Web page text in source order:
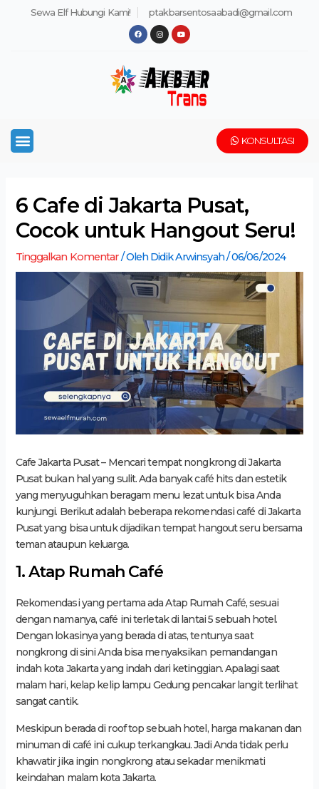
Sewa Elf Hubungi Kami! ptakbarsentosaabadi@gmail.com
F
a
c
k
I
n
s
r
a
m
Y
o
u
e
Menu KONSULTASI
6 Cafe di Jakarta Pusat,
Cocok untuk Hangout Seru!
Tinggalkan Komentar/ OlehDidik Arwinsyah/06/06/2024
Cafe Jakarta Pusat – Mencari tempat nongkrong di Jakarta
Pusat bukan hal yang sulit. Ada banyak café hits dan estetik
yang menyuguhkan beragam menu lezat untuk bisa Anda
kunjungi. Berikut adalah beberapa rekomendasi café di Jakarta
Pusat yang bisa untuk dijadikan tempat hangout seru bersama
teman ataupun keluarga.
1. Atap Rumah Café
Rekomendasi yang pertama ada Atap Rumah Café, sesuai
dengan namanya, café ini terletak di lantai 5 sebuah hotel.
Dengan lokasinya yang berada di atas, tentunya saat
nongkrong di sini Anda bisa menyaksikan pemandangan
indah kota Jakarta yang indah dari ketinggian. Apalagi saat
malam hari, kelap kelip lampu Gedung pencakar langit terlihat
sangat cantik.
Meskipun berada di roof top sebuah hotel, harga makanan dan
minuman di café ini cukup terkangkau. Jadi Anda tidak perlu
khawatir jika ingin nongkrong atau sekadar menikmati
keindahan malam kota Jakarta.